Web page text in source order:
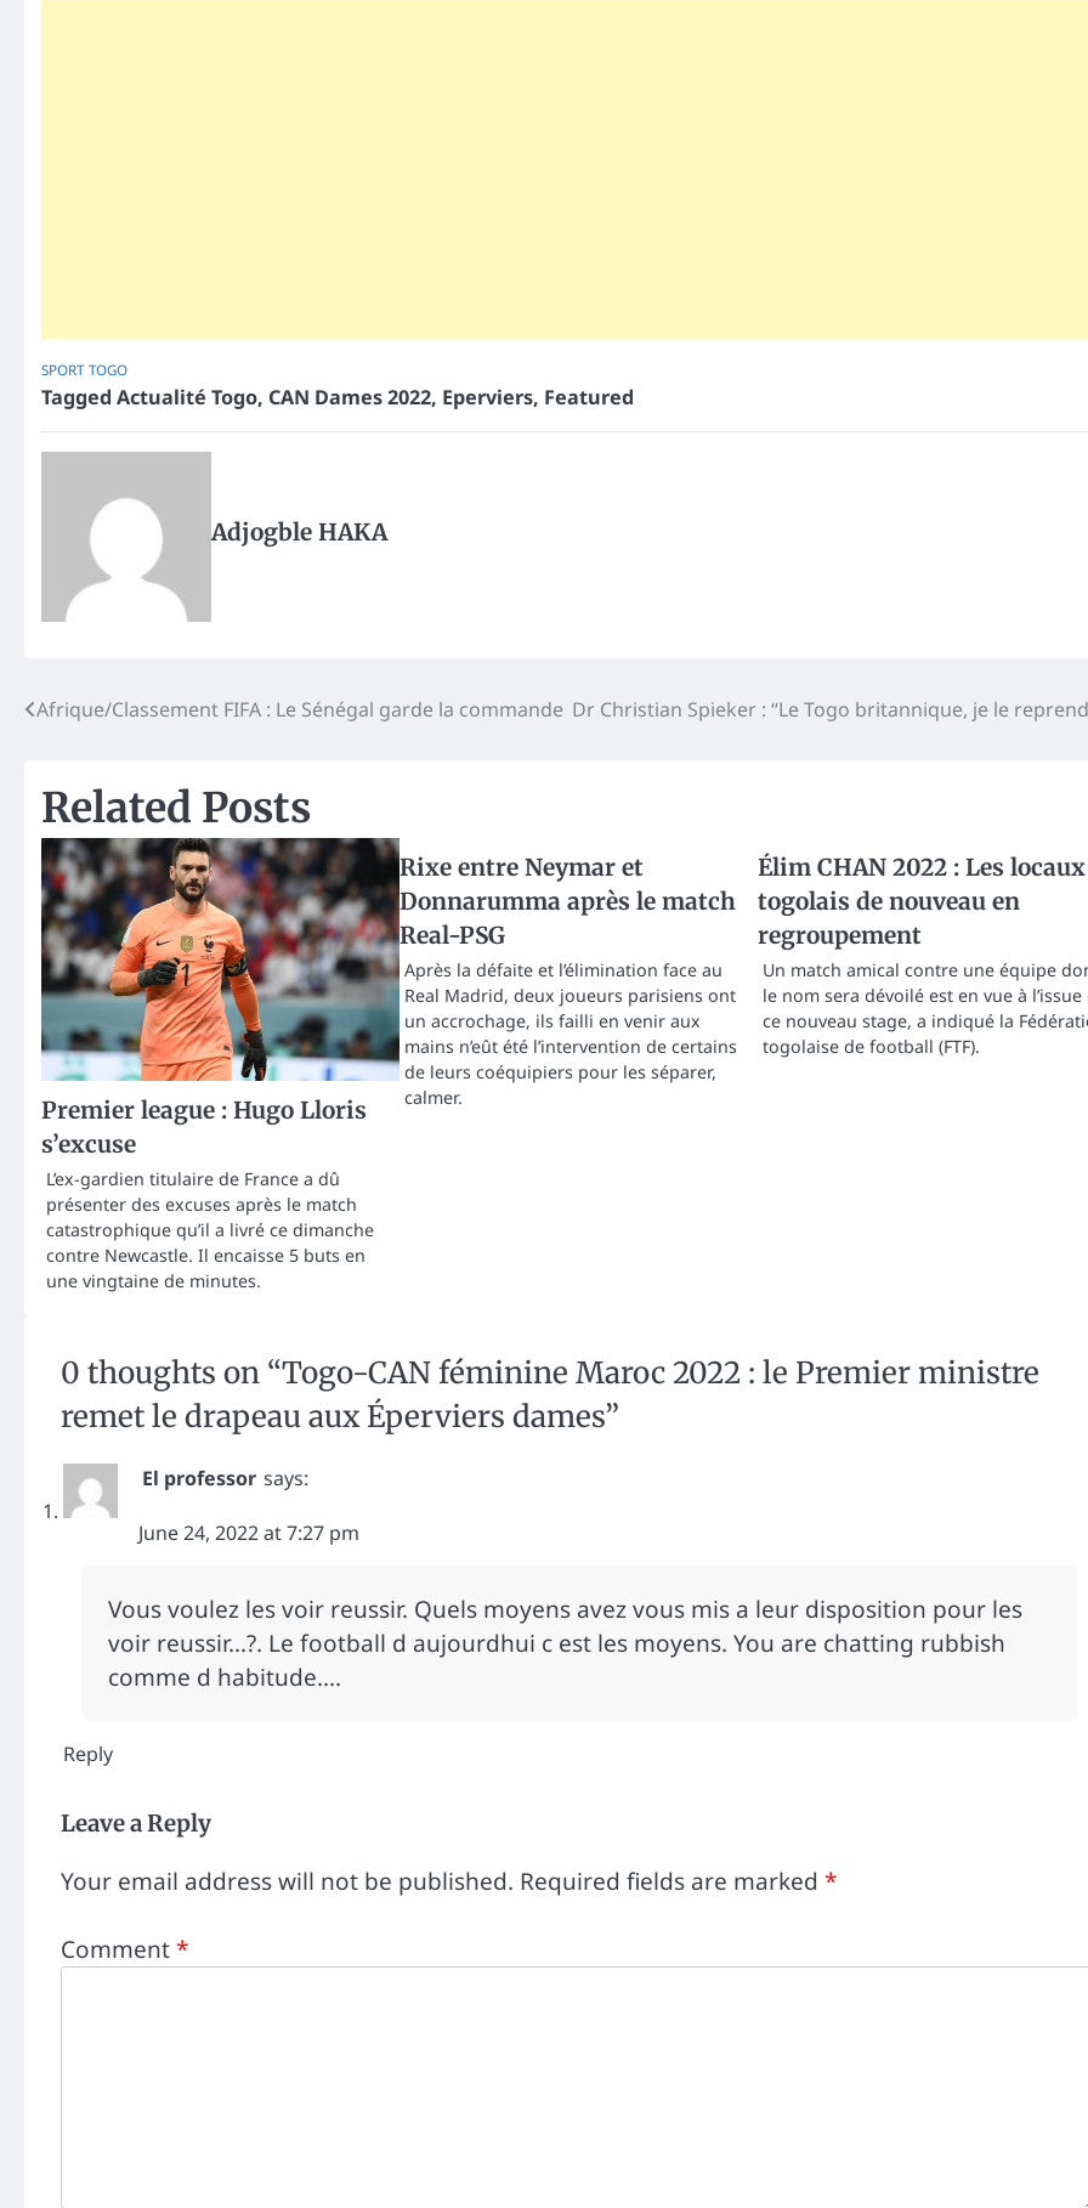
SPORT TOGO
Tagged Actualité Togo, CAN Dames 2022, Eperviers, Featured
Adjogble HAKA
Post
Afrique/Classement FIFA : Le Sénégal garde la commande Dr Christian Spieker : “Le Togo britannique, je le
Related Posts
Premier league : Hugo Lloris
s’excuse
L’ex-gardien titulaire de France a dû
présenter des excuses après le match
catastrophique qu’il a livré ce dimanche
contre Newcastle. Il encaisse 5 buts en
une vingtaine de minutes.
Rixe entre Neymar et
Donnarumma après le match
Real-PSG
Après la défaite et l’élimination face au
Real Madrid, deux joueurs parisiens ont
un accrochage, ils failli en venir aux
mains n’eût été l’intervention de certains
de leurs coéquipiers pour les séparer,
calmer.
Élim CHAN 2022 : Les locaux
togolais de nouveau en
regroupement
Un match amical contre une équipe
le nom sera dévoilé est en vue à l’issue
ce nouveau stage, a indiqué la
togolaise de football (FTF).
0 thoughts on “Togo-CAN féminine Maroc 2022 : le Premier ministre
remet le drapeau aux Éperviers dames”
El professor says:
June 24, 2022 at 7:27 pm
Vous voulez les voir reussir. Quels moyens avez vous mis a leur disposition pour les
voir reussir…?. Le football d aujourdhui c est les moyens. You are chatting rubbish
comme d habitude….
Reply
Leave a Reply
Your email address will not be published. Required fields are marked *
Comment*